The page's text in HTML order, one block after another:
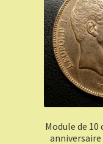
Module de
anniversaire